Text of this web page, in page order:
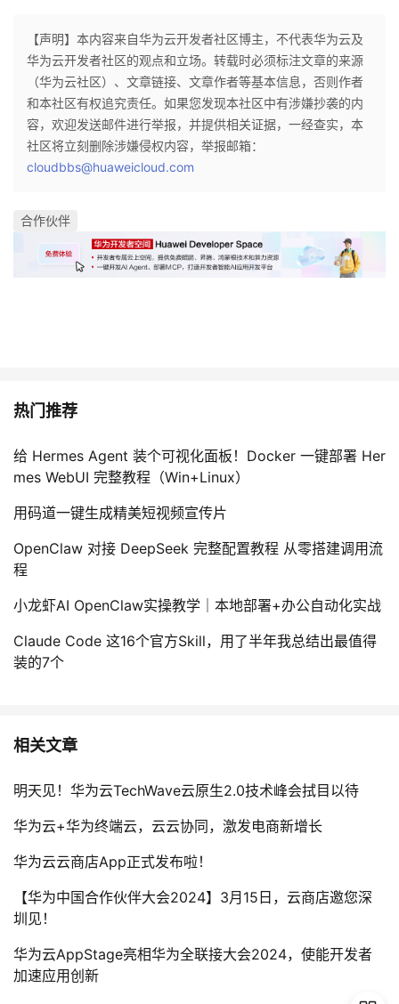
【声明】本内容来自华为云开发者社区博主，不代表华为云及
华为云开发者社区的观点和立场。转载时必须标注文章的来源
（华为云社区）、文章链接、文章作者等基本信息，否则作者
和本社区有权追究责任。如果您发现本社区中有涉嫌抄袭的内
容，欢迎发送邮件进行举报，并提供相关证据，一经查实，本
社区将立刻删除涉嫌侵权内容，举报邮箱：
cloudbbs@huaweicloud.com
合作伙伴
热门推荐
给 Hermes Agent 装个可视化面板！Docker 一键部署 Her
mes WebUI 完整教程（Win+Linux）
用码道一键生成精美短视频宣传片
OpenClaw 对接 DeepSeek 完整配置教程 从零搭建调用流
程
小龙虾AI OpenClaw实操教学｜本地部署+办公自动化实战
Claude Code 这16个官方Skill，用了半年我总结出最值得
装的7个
相关文章
明天见！华为云TechWave云原生2.0技术峰会拭目以待
华为云+华为终端云，云云协同，激发电商新增长
华为云云商店App正式发布啦！
【华为中国合作伙伴大会2024】3月15日，云商店邀您深
圳见！
华为云AppStage亮相华为全联接大会2024，使能开发者
加速应用创新